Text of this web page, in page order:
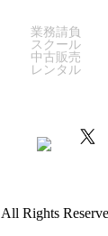
業務請負
スクール
中古販売
レンタル
All Rights